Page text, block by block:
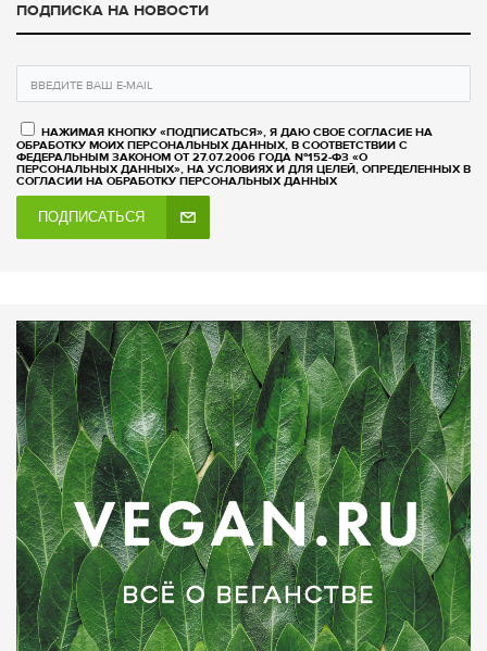
ПОДПИСКА НА НОВОСТИ
НАЖИМАЯ КНОПКУ «ПОДПИСАТЬСЯ», Я ДАЮ СВОЕ СОГЛАСИЕ НА
ОБРАБОТКУ МОИХ ПЕРСОНАЛЬНЫХ ДАННЫХ, В СООТВЕТСТВИИ С
ФЕДЕРАЛЬНЫМ ЗАКОНОМ ОТ 27.07.2006 ГОДА №152-ФЗ «О
ПЕРСОНАЛЬНЫХ ДАННЫХ», НА УСЛОВИЯХ И ДЛЯ ЦЕЛЕЙ, ОПРЕДЕЛЕННЫХ В
СОГЛАСИИ НА ОБРАБОТКУ ПЕРСОНАЛЬНЫХ ДАННЫХ
ПОДПИСАТЬСЯ